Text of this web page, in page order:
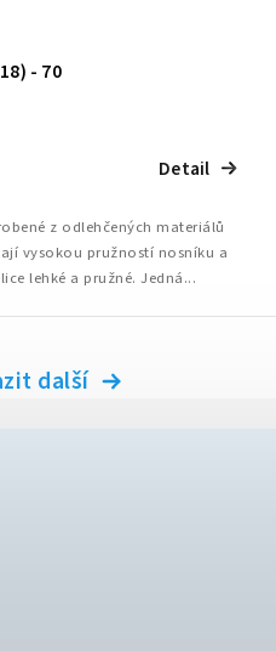
- 70
Detail
z odlehčených materiálů
vysokou pružností nosníku a
lehké a pružné. Jedná...
další